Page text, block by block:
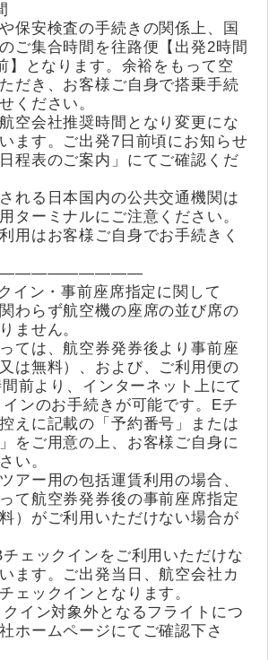
保安検査の手続きの関係上、国
ご集合時間を往路便【出発2時間
】となります。余裕をもって空
だき、お客様ご自身で搭乗手続
ください。
空会社推奨時間となり変更にな
ます。ご出発7日前頃にお知らせ
程表のご案内」にてご確認くだ
れる日本国内の公共交通機関は
ターミナルにご注意ください。
用はお客様ご自身でお手続きく
イン・事前座席指定に関して
わらず航空機の座席の並び席の
ません。
ては、航空券発券後より事前座
は無料）、および、ご利用便の
前より、インターネット上にて
ンのお手続きが可能です。Eチ
えに記載の「予約番号」または
をご用意の上、お客様ご自身に
い。
アー用の包括運賃利用の場合、
て航空券発券後の事前座席指定
料）がご利用いただけない場合が
ェックインをご利用いただけな
ます。ご出発当日、航空会社カ
ェックインとなります。
イン対象外となるフライトにつ
ホームページにてご確認下さ